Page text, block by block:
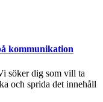
kommunikation
söker dig som vill ta
och sprida det innehåll